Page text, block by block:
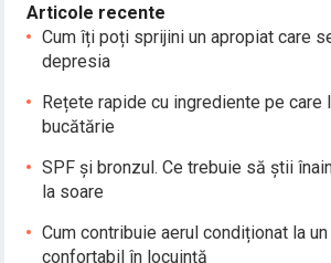
Articole recente
Cum îți poți sprijini un apropiat care
depresia
Rețete rapide cu ingrediente pe care
bucătărie
SPF și bronzul. Ce trebuie să știi
la soare
Cum contribuie aerul condiționat la
confortabil în locuință